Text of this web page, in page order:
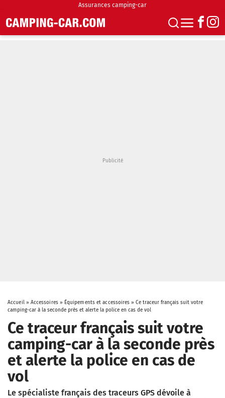
Assurances camping-car
Accueil» Accessoires» Équipements et accessoires »Ce traceur français suit votre
camping-car à la seconde près et alerte la police en cas de vol
Ce traceur français suit votre
camping-car à la seconde près
et alerte la police en cas de
vol
Le spécialiste français des traceurs GPS dévoile à